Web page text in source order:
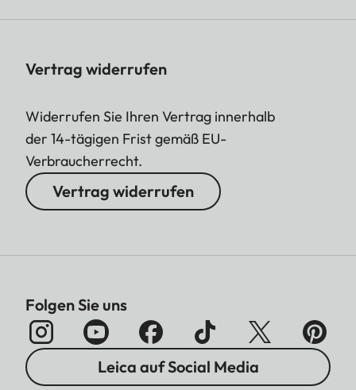
Vertrag widerrufen
Widerrufen Sie Ihren Vertrag innerhalb
der 14-tägigen Frist gemäß EU-
Verbraucherrecht.
Vertrag widerrufen
Folgen Sie uns
Leica auf Social Media